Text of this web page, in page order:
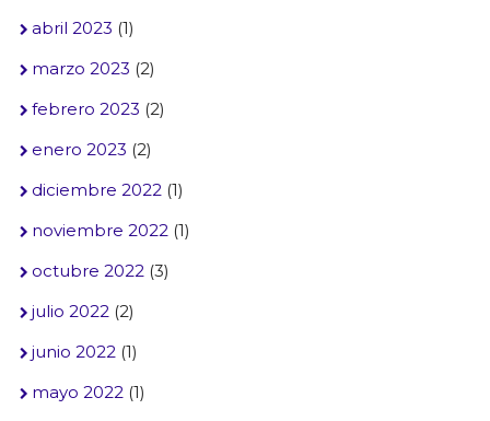
abril 2023 (1)
marzo 2023 (2)
febrero 2023 (2)
enero 2023 (2)
diciembre 2022(1)
noviembre 2022(1)
octubre 2022(3)
julio 2022(2)
junio 2022(1)
mayo 2022(1)